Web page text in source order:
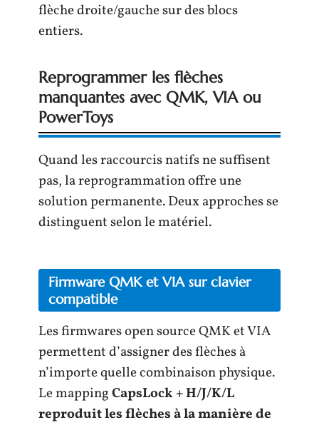
flèche droite/gauche sur des blocs
entiers.
Reprogrammer les flèches
manquantes avec QMK, VIA ou
PowerToys
Quand les raccourcis natifs ne suffisent
pas, la reprogrammation offre une
solution permanente. Deux approches se
distinguent selon le matériel.
Firmware QMK et VIA sur clavier
compatible
Les firmwares open source QMK et VIA
permettent d’assigner des flèches à
n’importe quelle combinaison physique.
Le mappingCapsLock + H/J/K/L
reproduit les flèches à la manière de